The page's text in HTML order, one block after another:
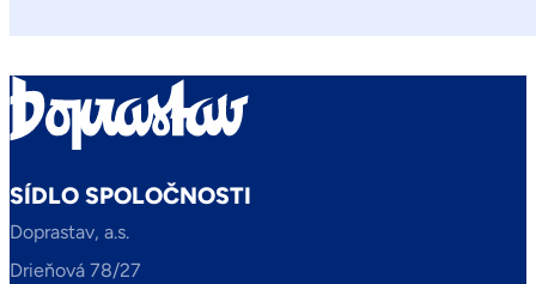
SÍDLO SPOLOČNOSTI
Doprastav, a.s.
Drieňová 78/27